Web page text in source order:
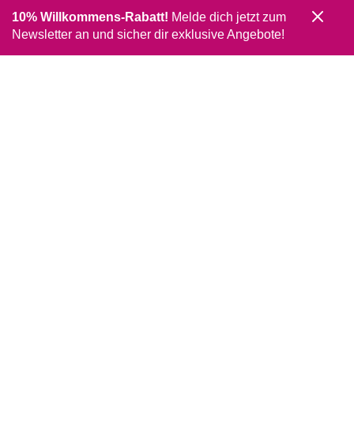
10% Willkommens-Rabatt! Melde dich jetzt zum
Newsletter an und sicher dir exklusive Angebote!